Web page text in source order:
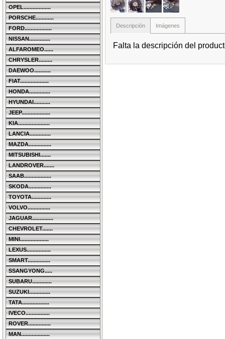
OPEL..................
PORSCHE............
FORD..................
NISSAN..............
ALFAROMEO......
CHRYSLER.........
DAEWOO...........
FIAT...................
HONDA..............
HYUNDAI...........
JEEP...................
KIA.....................
LANCIA..............
MAZDA...............
MITSUBISHI.......
LANDROVER.......
SAAB..................
SKODA...............
TOYOTA.............
VOLVO...............
JAGUAR..............
CHEVROLET.......
MINI...................
LEXUS................
SMART...............
SSANGYONG.....
SUBARU.............
SUZUKI..............
TATA..................
IVECO................
ROVER...............
MAN...................
Descripción Imágenes
Falta la descripción del